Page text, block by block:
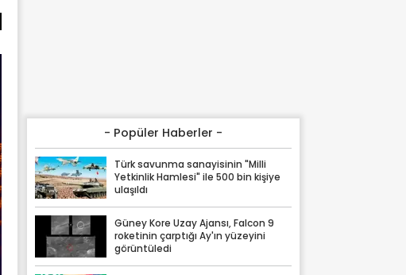
- Popüler Haberler -
Türk savunma sanayisinin "Milli
Yetkinlik Hamlesi" ile 500 bin kişiye
ulaşıldı
Güney Kore Uzay Ajansı, Falcon 9
roketinin çarptığı Ay'ın yüzeyini
görüntüledi